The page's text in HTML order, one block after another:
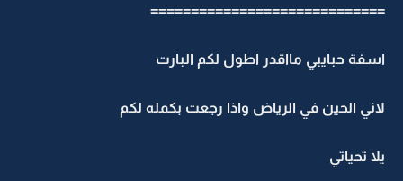
=============================
اسفة حبايبي مااقدر اطول لكم البارت
لاني الحين في الرياض واذا رجعت بكمله لكم
يلا تحياتي